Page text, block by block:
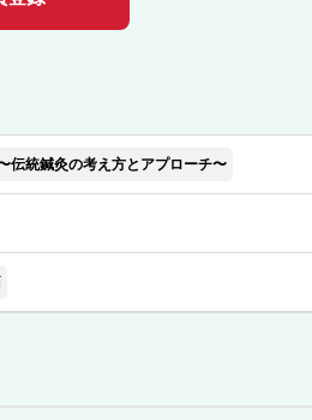
伝統鍼灸の考え方とアプローチ〜